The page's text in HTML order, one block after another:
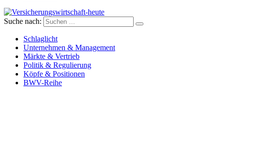
Versicherungswirtschaft-heute
Suche nach:
Schlaglicht
Unternehmen & Management
Märkte & Vertrieb
Politik & Regulierung
Köpfe & Positionen
BWV-Reihe